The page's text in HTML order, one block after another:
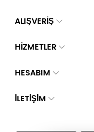
ALIŞVERİŞ
HİZMETLER
HESABIM
İLETIŞIM